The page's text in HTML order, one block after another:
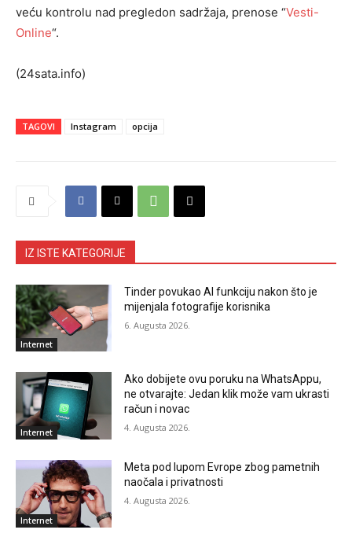
veću kontrolu nad pregledon sadržaja, prenose “Vesti-
Online“.
(24sata.info)
TAGOVI Instagram opcija
IZ ISTE KATEGORIJE
Internet
Tinder povukao AI funkciju nakon što je
mijenjala fotografije korisnika
6. Augusta 2026.
Internet
Ako dobijete ovu poruku na WhatsAppu,
ne otvarajte: Jedan klik može vam ukrasti
račun i novac
4. Augusta 2026.
Internet
Meta pod lupom Evrope zbog pametnih
naočala i privatnosti
4. Augusta 2026.